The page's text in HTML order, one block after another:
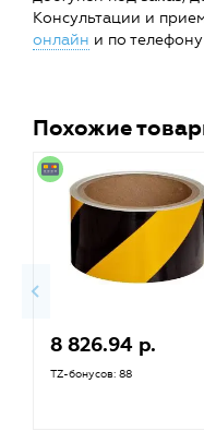
Консультации и
онлайн и по
Похожие
8 826.94 р.
TZ-бонусов: 88